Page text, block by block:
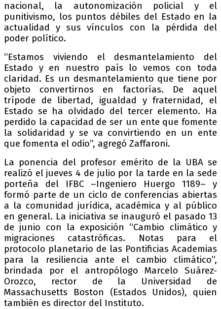
nacional, la autonomización policial y el
punitivismo, los puntos débiles del Estado en la
actualidad y sus vínculos con la pérdida del
poder político.
“Estamos viviendo el desmantelamiento del
Estado y en nuestro país lo vemos con toda
claridad. Es un desmantelamiento que tiene por
objeto convertirnos en factorías. De aquel
trípode de libertad, igualdad y fraternidad, el
Estado se ha olvidado del tercer elemento. Ha
perdido la capacidad de ser un ente que fomente
la solidaridad y se va convirtiendo en un ente
que fomenta el odio”, agregó Zaffaroni.
La ponencia del profesor emérito de la UBA se
realizó el jueves 4 de julio por la tarde en la sede
porteña del IFBC –Ingeniero Huergo 1189– y
formó parte de un ciclo de conferencias abiertas
a la comunidad jurídica, académica y al público
en general. La iniciativa se inauguró el pasado 13
de junio con la exposición “Cambio climático y
migraciones catastróficas. Notas para el
protocolo planetario de las Pontificias Academias
para la resiliencia ante el cambio climático”,
brindada por el antropólogo Marcelo Suárez-
Orozco, rector de la Universidad de
Massachusetts Boston (Estados Unidos), quien
también es director del Instituto.